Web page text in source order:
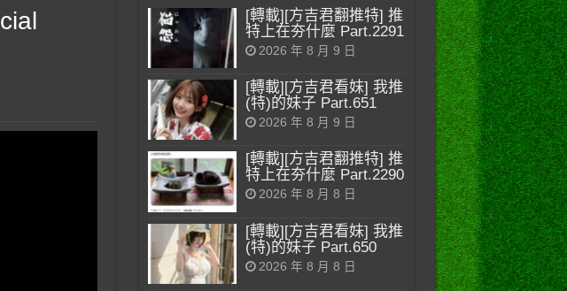
[轉載][方吉君翻推特] 推
特上在夯什麼 Part.2291
2026 年 8 月 9 日
[轉載][方吉君看妹] 我推
(特)的妹子 Part.651
2026 年 8 月 9 日
[轉載][方吉君翻推特] 推
特上在夯什麼 Part.2290
2026 年 8 月 8 日
[轉載][方吉君看妹] 我推
(特)的妹子 Part.650
2026 年 8 月 8 日